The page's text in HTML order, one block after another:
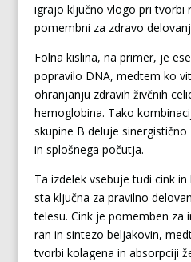
igrajo ključno vlogo pri tvorbi
pomembni za zdravo
Folna kislina, na primer, je
popravilo DNA, medtem ko
ohranjanju zdravih živčnih
hemoglobina. Tako
skupine B deluje
in splošnega počutja.
Ta izdelek vsebuje tudi cink
sta ključna za pravilno
telesu. Cink je pomemben za
ran in sintezo beljakovin,
tvorbi kolagena in absorpciji